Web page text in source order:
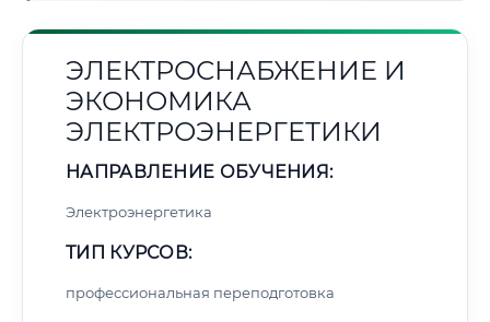
ЭЛЕКТРОСНАБЖЕНИЕ И
ЭКОНОМИКА
ЭЛЕКТРОЭНЕРГЕТИКИ
НАПРАВЛЕНИЕ ОБУЧЕНИЯ:
Электроэнергетика
ТИП КУРСОВ:
профессиональная переподготовка